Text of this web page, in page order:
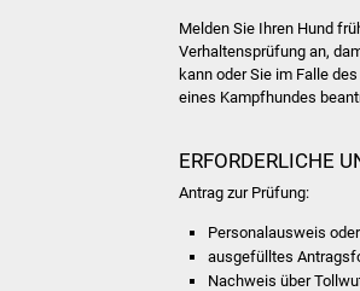
Melden Sie Ihren Hund
Verhaltensprüfung an,
kann oder Sie im Falle
eines Kampfhundes
ERFORDERLICHE
Antrag zur Prüfung:
Personalausweis
ausgefülltes
Nachweis über